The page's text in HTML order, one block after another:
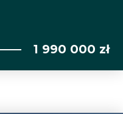
1 990 000 zł